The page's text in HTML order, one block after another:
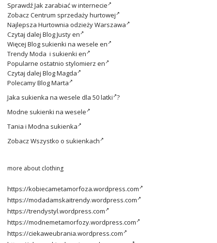
SprawdźJak zarabiać w internecie
Zobacz Centrum sprzedaży hurtowej
Najlepsza Hurtownia odzieży Warszawa
Czytaj dalej Blog Justy en
Więcej Blog sukienki na wesele en
TrendyModa i sukienki en
Popularne ostatnio stylomierz en
Czytaj dalej Blog Magda
PolecamyBlog Marta
Jaka sukienka na wesele dla 50 latki ?
Modne sukienki na wesele
Tania i Modna sukienka
Zobacz Wszystko o sukienkach
more about clothing
https://kobiecametamorfoza.wordpress.com
https://modadamskaitrendy.wordpress.com
https://trendystyl.wordpress.com
https://modnemetamorfozy.wordpress.com
https://ciekaweubrania.wordpress.com